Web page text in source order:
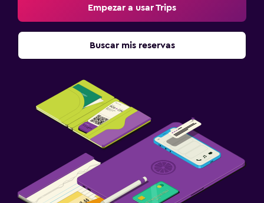
Ideal para familias
Zona cubierta de juegos
Equipo infantil para zona de juegos al aire libre
Parque infantil
Vapor
Empezar a usar Trips
Buscar mis reservas